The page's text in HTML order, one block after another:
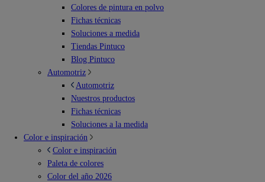
Colores de pintura en polvo
Fichas técnicas
Soluciones a medida
Tiendas Pintuco
Blog Pintuco
Automotriz
Automotriz
Nuestros productos
Fichas técnicas
Soluciones a la medida
Color e inspiración
Color e inspiración
Paleta de colores
Color del año 2026